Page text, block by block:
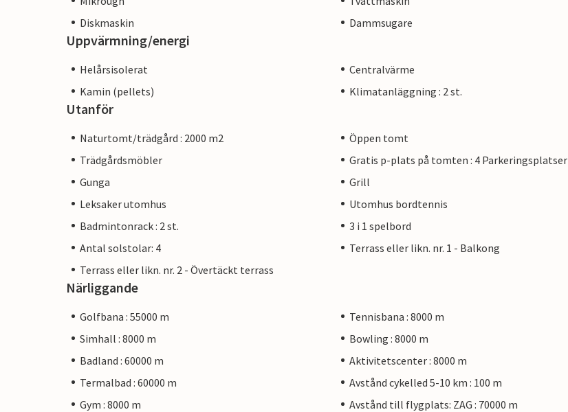
Diskmaskin
Dammsugare
Uppvärmning/energi
Helårsisolerat
Centralvärme
Kamin (pellets)
Klimatanläggning : 2 st.
Utanför
Naturtomt/trädgård : 2000 m2
Öppen tomt
Trädgårdsmöbler
Gratis p-plats på tomten : 4 Parkeringsplatser
Gunga
Grill
Leksaker utomhus
Utomhus bordtennis
Badmintonrack : 2 st.
3 i 1 spelbord
Antal solstolar: 4
Terrass eller likn. nr. 1 - Balkong
Terrass eller likn. nr. 2 - Övertäckt terrass
Närliggande
Golfbana : 55000 m
Tennisbana : 8000 m
Simhall : 8000 m
Bowling : 8000 m
Badland : 60000 m
Aktivitetscenter : 8000 m
Termalbad : 60000 m
Avstånd cykelled 5-10 km : 100 m
Gym : 8000 m
Avstånd till flygplats: ZAG : 70000 m